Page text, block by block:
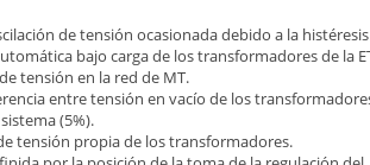
de tensión ocasionada debido a la
bajo carga de los transformadores de la
tensión en la red de MT.
entre tensión en vacío de los
(5%).
tensión propia de los transformadores.